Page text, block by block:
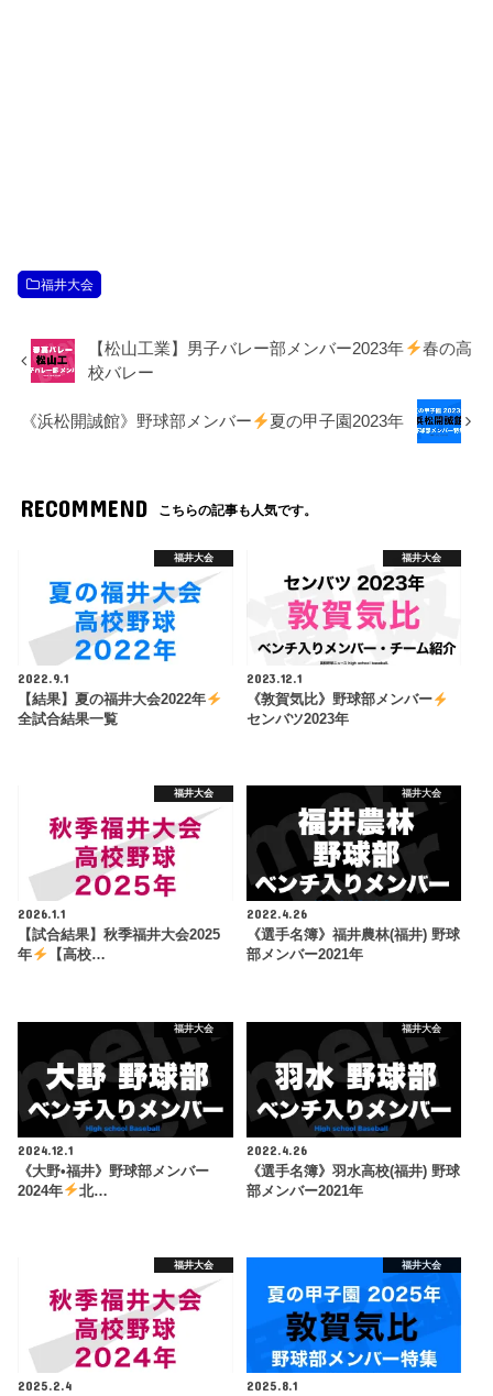
福井大会
【松山工業】男子バレー部メンバー2023年
春の高
校バレー
《浜松開誠館》野球部メンバー 夏の甲子園2023年
RECOMMEND こちらの記事も人気です。
福井大会
2022.9.1
【結果】夏の福井大会2022年
全試合結果一覧
福井大会
2023.12.1
《敦賀気比》野球部メンバー
センバツ2023年
福井大会
2026.1.1
【試合結果】秋季福井大会2025
年
【高校…
福井大会
2022.4.26
《選手名簿》福井農林(福井) 野球
部メンバー2021年
福井大会
2024.12.1
《大野•福井》野球部メンバー
2024年
北…
福井大会
2022.4.26
《選手名簿》羽水高校(福井) 野球
部メンバー2021年
福井大会
2025.2.4
福井大会
2025.8.1